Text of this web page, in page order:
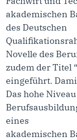
akademischen
des Deutschen
Novelle des
zudem der Titel
eingeführt.
Das hohe
eines
akademischen